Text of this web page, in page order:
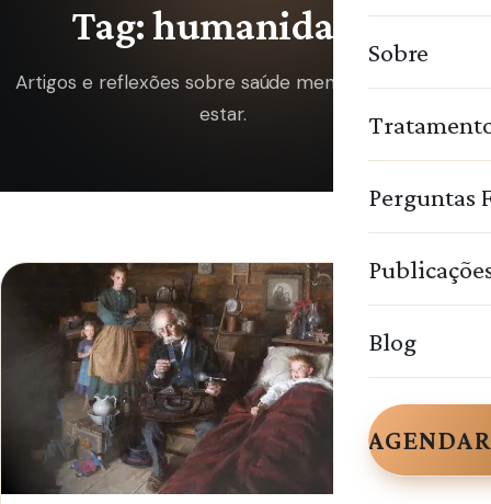
Sobre
Perguntas
Blog
Tag: humanidade
Artigos e reflexões sobre saúde mental e bem-
estar.